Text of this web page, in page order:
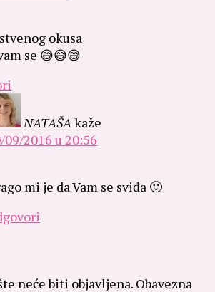
okusa
se 😅😅😅
NATAŠA kaže
09/2016 u 20:56
mi je da Vam se sviđa 🙂
neće biti objavljena. Obavezna